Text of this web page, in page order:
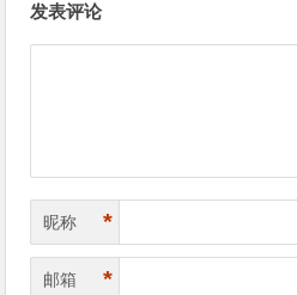
发表评论
昵称 *
邮箱 *